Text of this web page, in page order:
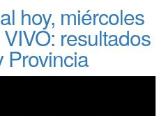
hoy, miércoles
resultados
Provincia